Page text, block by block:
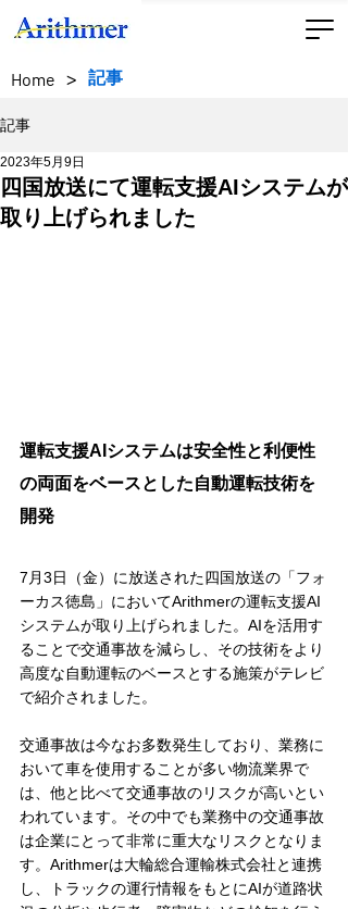
Home > 記事
記事
四国放送にて運転支援AIシステムが
取り上げられました
2023年5月9日
運転支援AIシステムは安全性と利便性
の両面をベースとした自動運転技術を
開発
7月3日（金）に放送された四国放送の「フォ
ーカス徳島」においてArithmerの運転支援AI
システムが取り上げられました。AIを活用す
ることで交通事故を減らし、その技術をより
高度な自動運転のベースとする施策がテレビ
で紹介されました。
交通事故は今なお多数発生しており、業務に
おいて車を使用することが多い物流業界で
は、他と比べて交通事故のリスクが高いとい
われています。その中でも業務中の交通事故
は企業にとって非常に重大なリスクとなりま
す。Arithmerは大輪総合運輸株式会社と連携
し、トラックの運行情報をもとにAIが道路状